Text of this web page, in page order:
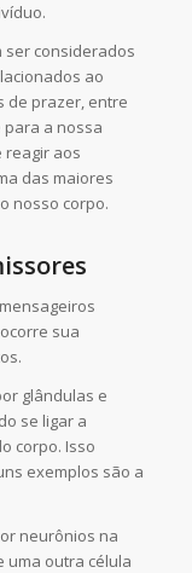
ser considerados
ao
de prazer, entre
para a nossa
reagir aos
das maiores
nosso corpo.
sua
glândulas e
se ligar a
corpo. Isso
exemplos são a
neurônios na
uma outra célula